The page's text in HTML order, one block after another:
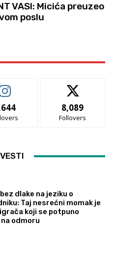
VASI: Micića preuzeo
poslu
8,089
Follovers
dlake na jeziku o
Taj nesrećni momak je
koji se potpuno
odmoru